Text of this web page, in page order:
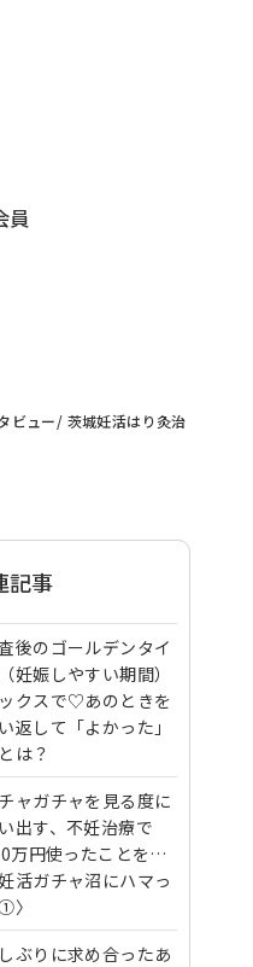
員
ビュー/ 茨城妊活はり灸治
記事
後のゴールデンタイ
妊娠しやすい期間）
クスで♡あのときを
返して「よかった」
は？
ャガチャを見る度に
出す、不妊治療で
万円使ったことを…
妊活ガチャ沼にハマっ
〉
ぶりに求め合ったあ